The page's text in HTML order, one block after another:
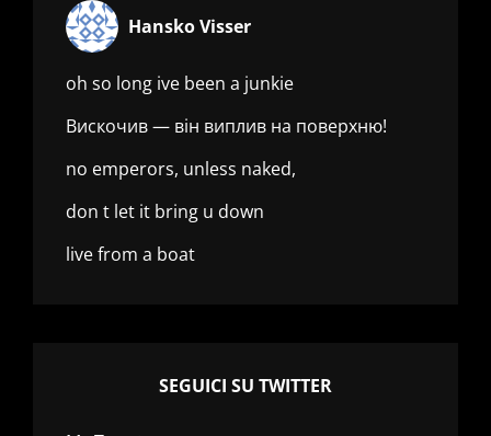
Hansko Visser
oh so long ive been a junkie
Вискочив — він виплив на поверхню!
no emperors, unless naked,
don t let it bring u down
live from a boat
SEGUICI SU TWITTER